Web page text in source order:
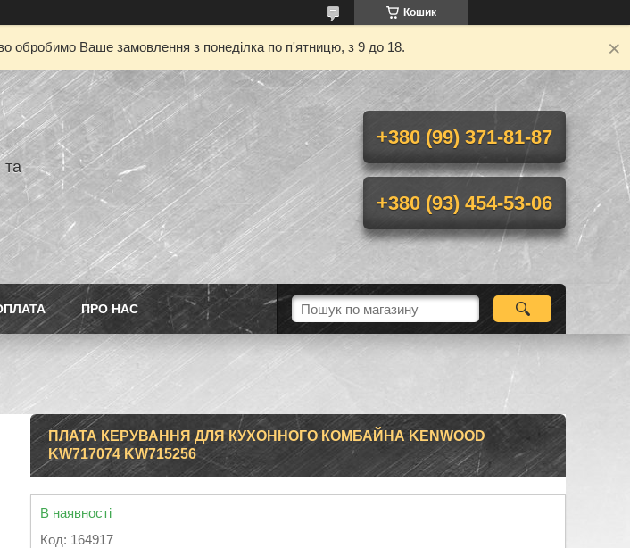
Кошик
обробимо Ваше замовлення з понеділка по п'ятницю, з 9 до 18.
та
+380 (99) 371-81-87
+380 (93) 454-53-06
ПРО НАС
ПЛАТА КЕРУВАННЯ ДЛЯ КУХОННОГО КОМБАЙНА KENWOOD
KW717074 KW715256
В наявності
Код: 164917